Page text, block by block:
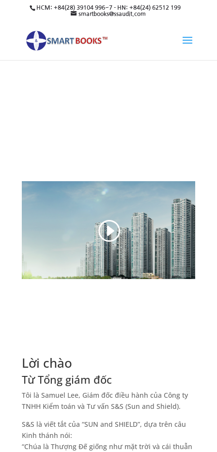
HCM: +84(28) 39104 996~7 - HN: +84(24) 62512 199
smartbooks@ssaudit.com
Lời chào
Từ Tổng giám đốc
Tôi là Samuel Lee, Giám đốc điều hành của Công ty
TNHH Kiểm toán và Tư vấn S&S (Sun and Shield).
S&S là viết tắt của “SUN and SHIELD”, dựa trên câu
Kinh thánh nói:
“Chúa là Thượng Đế giống như mặt trời và cái thuẫn